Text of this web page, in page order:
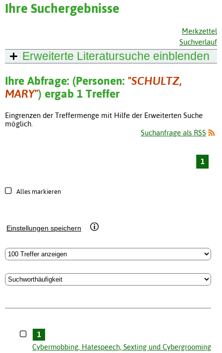
Ihre Suchergebnisse
Merkzettel
Suchverlauf
Erweiterte Literatursuche einblenden
Ihre Abfrage: (Personen: "SCHULTZ,
MARY") ergab 1 Treffer
Eingrenzen der Treffermenge mit Hilfe der Erweiterten Suche
möglich.
Suchanfrage als RSS
1
Alles markieren
Einstellungen speichern
1
Cybermobbing, Hatespeech, Sexting und Cybergrooming.